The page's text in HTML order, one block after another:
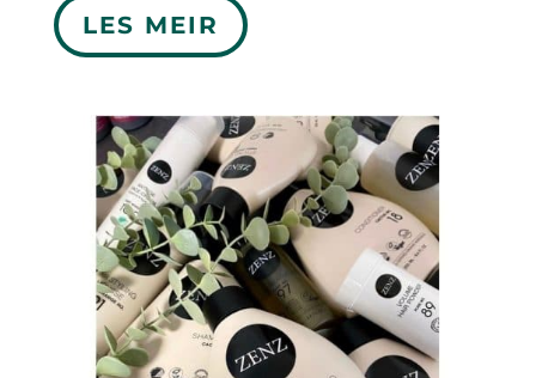
LES MEIR